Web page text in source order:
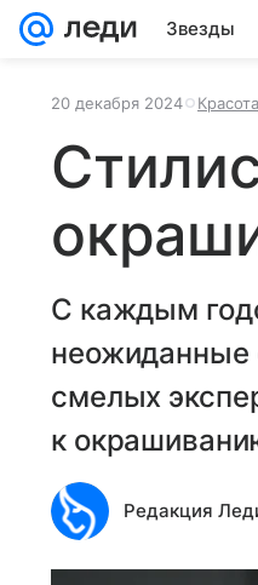
Звезды
20 декабря 2024 Красота
С каждым
неожиданные
смелых
к
Редакция